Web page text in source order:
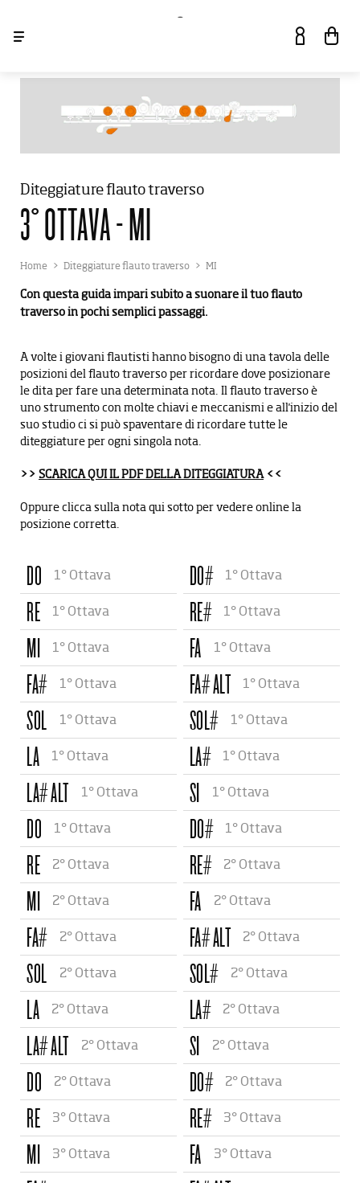
ACCEDI
SERVIZI
MARCHI
EVENTI E NEWS
LA STORIA
CARTA DEL DOCENTE
NEWSLETTER
CONTATTI
Diteggiature flauto traverso
3° OTTAVA - MI
Home Diteggiature flauto traverso MI
Con questa guida impari subito a suonare il tuo flauto
traverso in pochi semplici passaggi.
A volte i giovani flautisti hanno bisogno di una tavola delle
posizioni del flauto traverso per ricordare dove posizionare
le dita per fare una determinata nota. Il flauto traverso è
uno strumento con molte chiavi e meccanismi e all'inizio del
suo studio ci si può spaventare di ricordare tutte le
diteggiature per ogni singola nota.
>> SCARICA QUI IL PDF DELLA DITEGGIATURA<<
Oppure clicca sulla nota qui sotto per vedere online la
posizione corretta.
DO 1° Ottava DO# 1° Ottava
RE 1° Ottava RE# 1° Ottava
MI 1° Ottava FA 1° Ottava
FA# 1° Ottava FA# ALT 1° Ottava
SOL 1° Ottava SOL# 1° Ottava
LA 1° Ottava LA# 1° Ottava
LA# ALT 1° Ottava SI 1° Ottava
DO 1° Ottava DO# 1° Ottava
RE 2° Ottava RE# 2° Ottava
MI 2° Ottava FA 2° Ottava
FA# 2° Ottava FA# ALT 2° Ottava
SOL 2° Ottava SOL# 2° Ottava
LA 2° Ottava LA# 2° Ottava
LA# ALT 2° Ottava SI 2° Ottava
DO 2° Ottava DO# 2° Ottava
RE 3° Ottava RE# 3° Ottava
MI 3° Ottava FA 3° Ottava